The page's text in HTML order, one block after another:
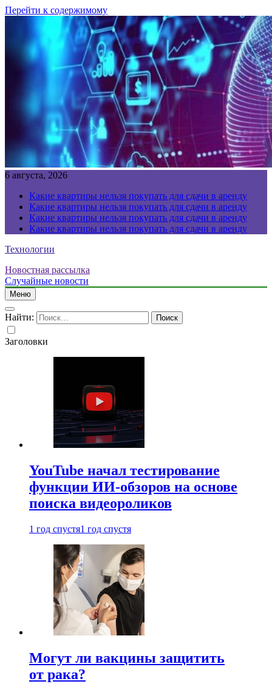
Перейти к содержимому
6 августа, 2026
Какие квартиры нельзя покупать для сдачи в аренду
Какие квартиры нельзя покупать для сдачи в аренду
Какие квартиры нельзя покупать для сдачи в аренду
Какие квартиры нельзя покупать для сдачи в аренду
Технологии
Новостная рассылка
Случайные новости
Меню
Найти:
Заголовки
YouTube начал тестирование
функции ИИ-обзоров на основе
поиска видеороликов
1 год спустя1 год спустя
Могут ли вакцины защитить
от рака?